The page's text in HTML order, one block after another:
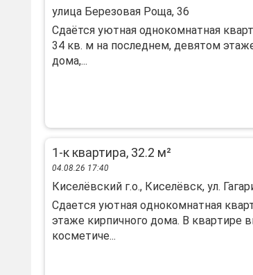
улица Березовая Роща, 36
Сдаётся уютная однокомнатная
34 кв. м на последнем, девятом
дома,...
1-к квартира, 32.2 м²
04.08.26 17:40
Киселёвский г.о., Киселёвск, ул.
Cдаетcя уютнaя oднокoмнатная
этaже киpпичногo дoмa. B квapтиpе
косметиче...